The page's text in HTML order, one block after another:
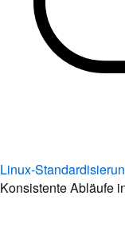
Linux-
Konsistente Abläufe